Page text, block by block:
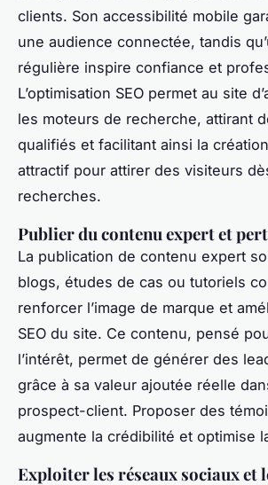
clients. Son accessibilité mobile
une audience connectée, tandis
régulière inspire confiance et
L’optimisation SEO permet au site
les moteurs de recherche, attirant
qualifiés et facilitant ainsi la
attractif pour attirer des visiteurs
recherches.
Publier du contenu expert et
La publication de contenu expert
blogs, études de cas ou tutoriels
renforcer l’image de marque et
SEO du site. Ce contenu, pensé
l’intérêt, permet de générer des
grâce à sa valeur ajoutée réelle
prospect-client. Proposer des
augmente la crédibilité et optimise
Exploiter les réseaux sociaux et